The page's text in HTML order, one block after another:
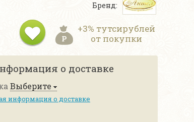
Бренд:
+3% тутсирублей
от покупки
о доставке
Выберите
информация о доставке